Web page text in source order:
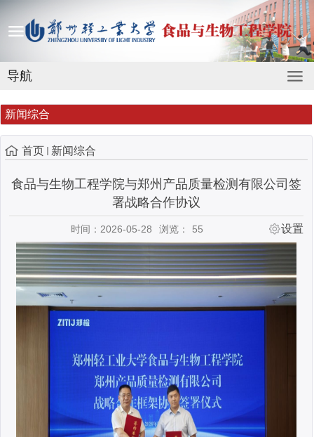
导航
新闻综合
首页 新闻综合
食品与生物工程学院与郑州产品质量检测有限公司签
署战略合作协议
时间：2026-05-28 浏览： 55 设置